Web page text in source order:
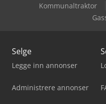
Kommunaltraktor
Selge
Legge inn annonser
Administrere annonser